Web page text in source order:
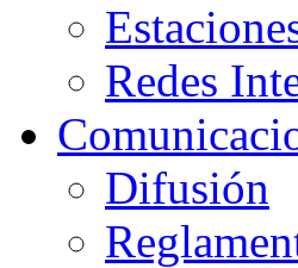
Redes
Difusión